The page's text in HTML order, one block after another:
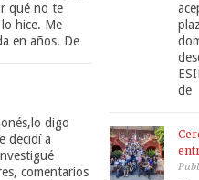
qué no te
hice. Me
en años. De
digo
decidí a
comentarios
de